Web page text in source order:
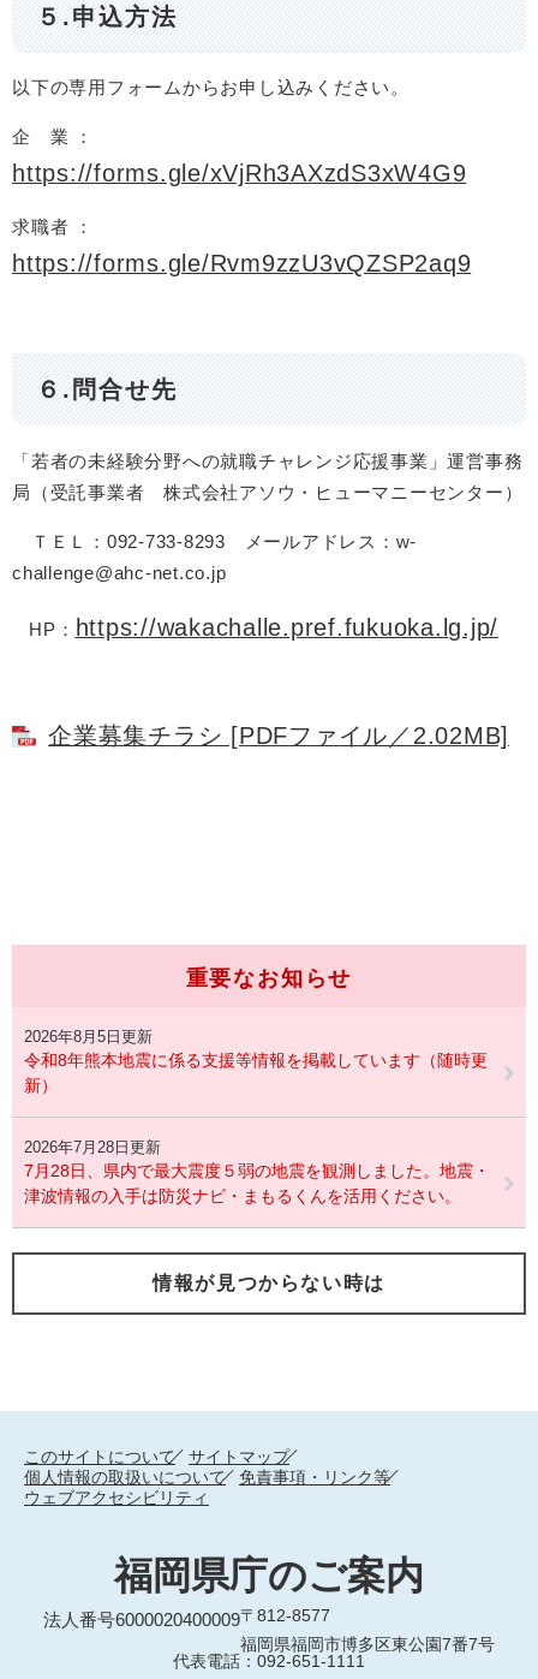
５.申込方法
以下の専用フォームからお申し込みください。
企 業 ：
https://forms.gle/xVjRh3AXzdS3xW4G9
求職者 ：
https://forms.gle/Rvm9zzU3vQZSP2aq9
６.問合せ先
「若者の未経験分野への就職チャレンジ応援事業」運営事務
局（受託事業者 株式会社アソウ・ヒューマニーセンター）
ＴＥＬ：092-733-8293 メールアドレス：w-
challenge@ahc-net.co.jp
HP： https://wakachalle.pref.fukuoka.lg.jp/
企業募集チラシ [PDFファイル／2.02MB]
重要なお知らせ
2026年8月5日更新
令和8年熊本地震に係る支援等情報を掲載しています（随時更
新）
2026年7月28日更新
7月28日、県内で最大震度５弱の地震を観測しました。地震・
津波情報の入手は防災ナビ・まもるくんを活用ください。
情報が見つからない時は
このサイトについて
サイトマップ
個人情報の取扱いについて
免責事項・リンク等
ウェブアクセシビリティ
福岡県庁のご案内
法人番号6000020400009〒812-8577
福岡県福岡市博多区東公園7番7号
代表電話：092-651-1111